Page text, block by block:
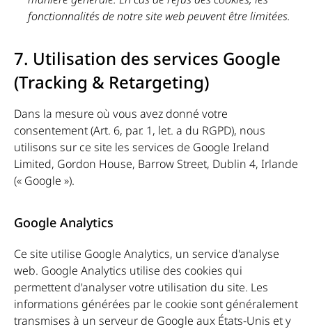
fonctionnalités de notre site web peuvent être limitées.
7. Utilisation des services Google
(Tracking & Retargeting)
Dans la mesure où vous avez donné votre
consentement (Art. 6, par. 1, let. a du RGPD), nous
utilisons sur ce site les services de Google Ireland
Limited, Gordon House, Barrow Street, Dublin 4, Irlande
(« Google »).
Google Analytics
Ce site utilise Google Analytics, un service d'analyse
web. Google Analytics utilise des cookies qui
permettent d'analyser votre utilisation du site. Les
informations générées par le cookie sont généralement
transmises à un serveur de Google aux États-Unis et y